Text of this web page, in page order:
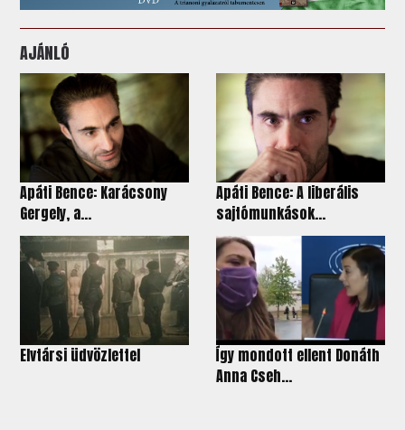
AJÁNLÓ
Apáti Bence: Karácsony
Gergely, a...
Apáti Bence: A liberális
sajtómunkások...
Elvtársi üdvözlettel
Így mondott ellent Donáth
Anna Cseh...